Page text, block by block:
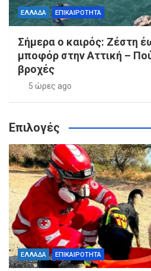
ΕΛΛΑΔΑ ΕΠΙΚΑΙΡΟΤΗΤΑ
Σήμερα ο καιρός: Ζέστη
μποφόρ στην Αττική –
βροχές
5 ώρες ago
Επιλογές
ΕΛΛΑΔΑ ΕΠΙΚΑΙΡΟΤΗΤΑ